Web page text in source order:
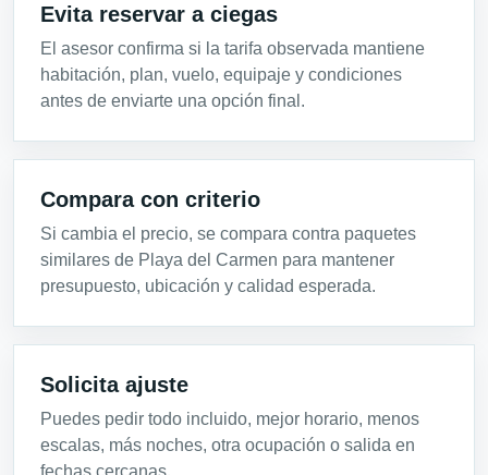
Evita reservar a ciegas
El asesor confirma si la tarifa observada mantiene
habitación, plan, vuelo, equipaje y condiciones
antes de enviarte una opción final.
Compara con criterio
Si cambia el precio, se compara contra paquetes
similares de Playa del Carmen para mantener
presupuesto, ubicación y calidad esperada.
Solicita ajuste
Puedes pedir todo incluido, mejor horario, menos
escalas, más noches, otra ocupación o salida en
fechas cercanas.